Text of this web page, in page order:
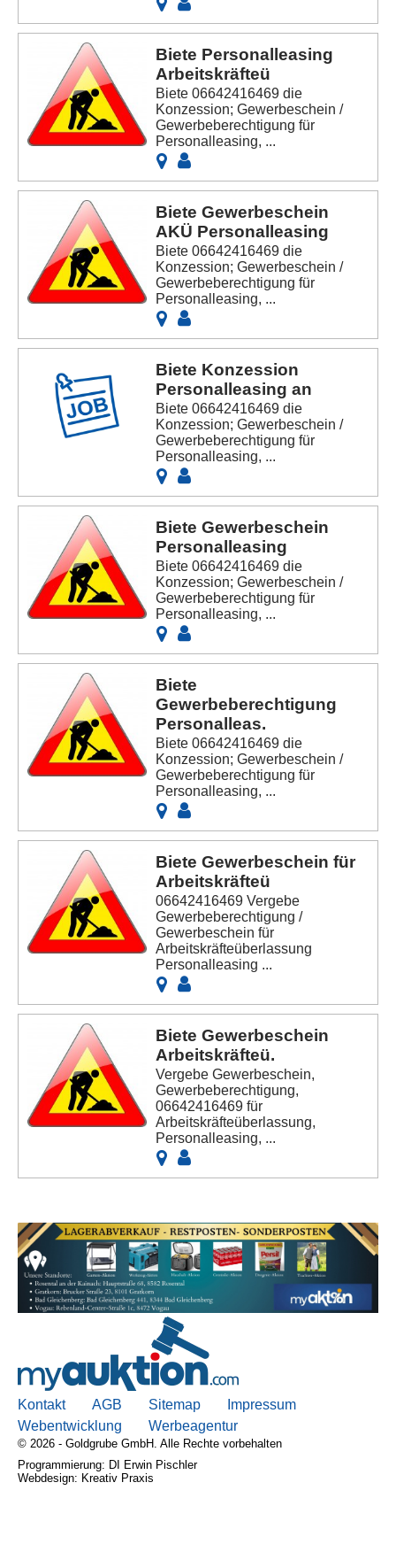
Biete Personalleasing
Arbeitskräfteü
Biete 06642416469 die
Konzession; Gewerbeschein /
Gewerbeberechtigung für
Personalleasing, ...
Biete Gewerbeschein
AKÜ Personalleasing
Biete 06642416469 die
Konzession; Gewerbeschein /
Gewerbeberechtigung für
Personalleasing, ...
Biete Konzession
Personalleasing an
Biete 06642416469 die
Konzession; Gewerbeschein /
Gewerbeberechtigung für
Personalleasing, ...
Biete Gewerbeschein
Personalleasing
Biete 06642416469 die
Konzession; Gewerbeschein /
Gewerbeberechtigung für
Personalleasing, ...
Biete
Gewerbeberechtigung
Personalleas.
Biete 06642416469 die
Konzession; Gewerbeschein /
Gewerbeberechtigung für
Personalleasing, ...
Biete Gewerbeschein für
Arbeitskräfteü
06642416469 Vergebe
Gewerbeberechtigung /
Gewerbeschein für
Arbeitskräfteüberlassung
Personalleasing ...
Biete Gewerbeschein
Arbeitskräfteü.
Vergebe Gewerbeschein,
Gewerbeberechtigung,
06642416469 für
Arbeitskräfteüberlassung,
Personalleasing, ...
Kontakt AGB Sitemap
Impressum
Webentwicklung
Werbeagentur
© 2026 - Goldgrube GmbH. Alle Rechte vorbehalten
Programmierung: DI Erwin Pischler
Webdesign: Kreativ Praxis